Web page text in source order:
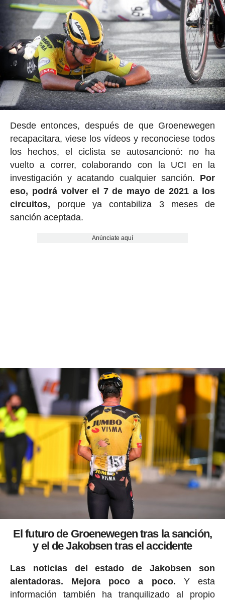
Desde entonces, después de que Groenewegen
recapacitara, viese los vídeos y reconociese todos
los hechos, el ciclista se autosancionó: no ha
vuelto a correr, colaborando con la UCI en la
investigación y acatando cualquier sanción. Por
eso, podrá volver el 7 de mayo de 2021 a los
circuitos, porque ya contabiliza 3 meses de
sanción aceptada.
Anúnciate aquí
El futuro de Groenewegen tras la sanción,
y el de Jakobsen tras el accidente
Las noticias del estado de Jakobsen son
alentadoras. Mejora poco a poco. Y esta
información también ha tranquilizado al propio